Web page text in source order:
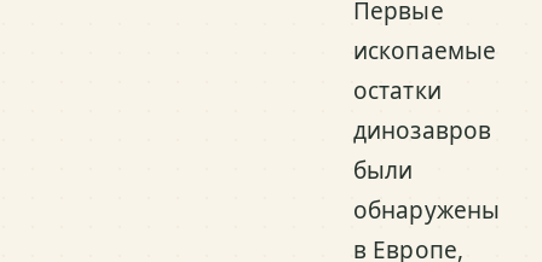
Первые
ископаемые
остатки
динозавров
были
обнаружены
в Европе,